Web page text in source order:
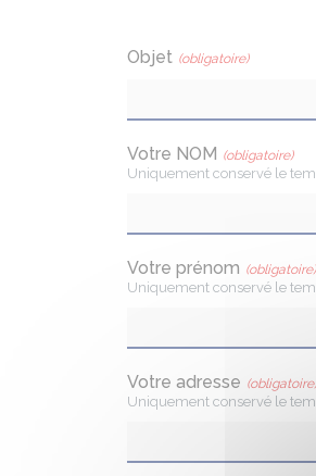
Objet (obligatoire)
Votre NOM (obligatoire)
Uniquement conservé le
Votre prénom (obligatoire)
Uniquement conservé le
Votre adresse (obligatoire)
Uniquement conservé le